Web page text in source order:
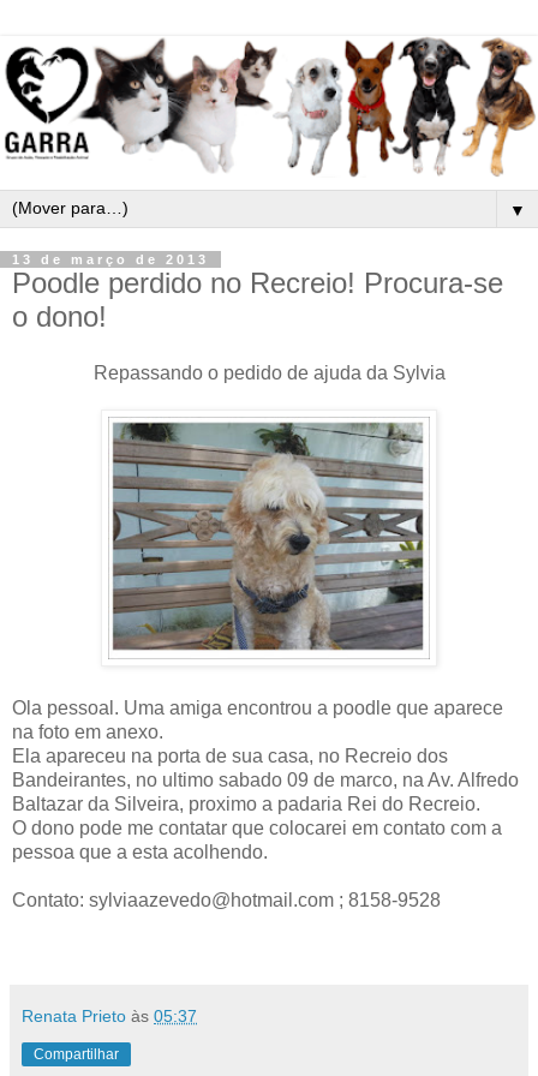
▼
13 de março de 2013
Poodle perdido no Recreio! Procura-se
o dono!
Repassando o pedido de ajuda da Sylvia
Ola pessoal. Uma amiga encontrou a poodle que aparece
na foto em anexo.
Ela apareceu na porta de sua casa, no Recreio dos
Bandeirantes, no ultimo sabado 09 de marco, na Av. Alfredo
Baltazar da Silveira, proximo a padaria Rei do Recreio.
O dono pode me contatar que colocarei em contato com a
pessoa que a esta acolhendo.
Contato: sylviaazevedo@hotmail.com ; 8158-9528
Renata Prieto às 05:37
Compartilhar